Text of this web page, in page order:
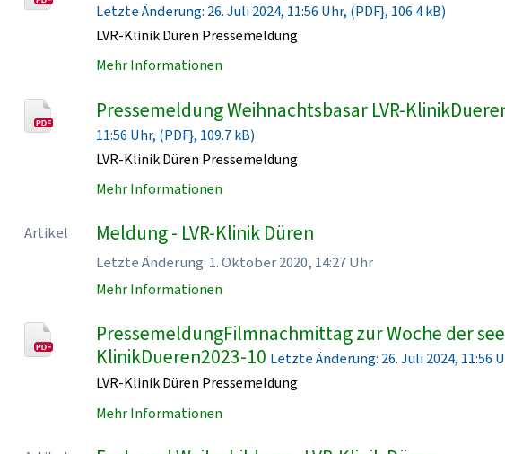
Letzte Änderung: 26. Juli 2024, 11:56 Uhr, (PDF}, 106.4 kB)
LVR-Klinik Düren Pressemeldung
Mehr Informationen
Pressemeldung Weihnachtsbasar LVR-
11:56 Uhr, (PDF}, 109.7 kB)
LVR-Klinik Düren Pressemeldung
Mehr Informationen
Artikel Meldung - LVR-Klinik Düren
Letzte Änderung: 1. Oktober 2020, 14:27 Uhr
Mehr Informationen
PressemeldungFilmnachmittag zur Woche der
KlinikDueren2023-10 Letzte Änderung: 26. Juli 2024, 11:56
LVR-Klinik Düren Pressemeldung
Mehr Informationen